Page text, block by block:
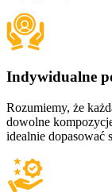
Indywidualne
Rozumiemy, że
dowolne
idealnie dopasować